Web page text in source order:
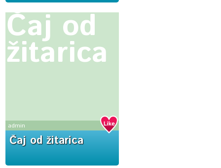
Čaj od
žitarica
admin
Čaj od žitarica